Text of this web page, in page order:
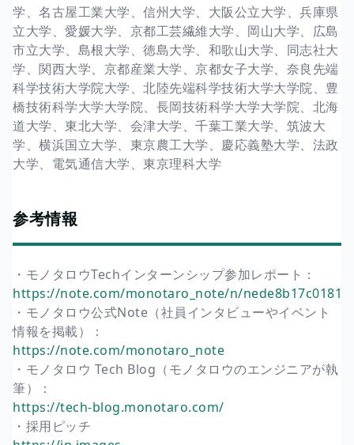
学、名古屋工業大学、信州大学、大阪公立大学、兵庫県
立大学、愛媛大学、京都工芸繊維大学、岡山大学、広島
市立大学、島根大学、徳島大学、和歌山大学、同志社大
学、関西大学、京都産業大学、京都女子大学、奈良先端
科学技術大学院大学、北陸先端科学技術大学大学院、豊
橋技術科学大学大学院、長岡技術科学大学大学院、北海
道大学、東北大学、会津大学、千葉工業大学、筑波大
学、横浜国立大学、東京農工大学、慶応義塾大学、法政
大学、電気通信大学、東京理科大学
参考情報
・モノタロウTechインターンシップ参加レポート：
https://note.com/monotaro_note/n/nede8b17c0181
・モノタロウ公式Note（社員インタビューやイベント
情報を掲載）：
https://note.com/monotaro_note
・モノタロウ Tech Blog（モノタロウのエンジニアが執
筆）：
https://tech-blog.monotaro.com/
・採用ピッチ